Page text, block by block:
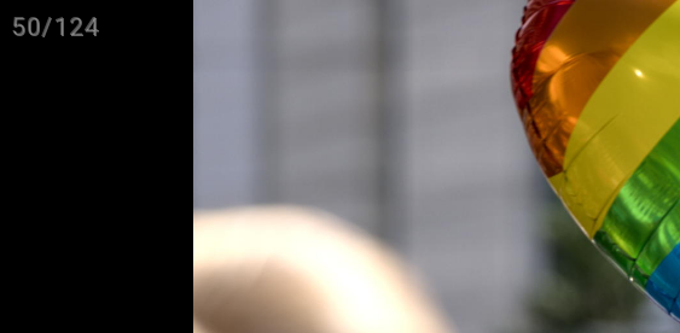
50/124